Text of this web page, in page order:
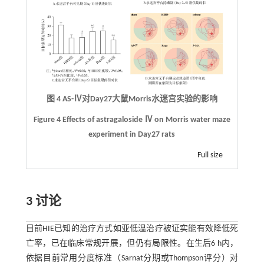
图 4 AS-Ⅳ对Day27大鼠Morris水迷宫实验的影响
Figure 4 Effects of astragaloside Ⅳ on Morris water maze
experiment in Day27 rats
Full size
3 讨论
目前HIE已知的治疗方式如亚低温治疗被证实能有效降低死
亡率，已在临床常规开展，但仍有局限性。在生后6 h内，
依据目前常用分度标准（Sarnat分期或Thompson评分）对